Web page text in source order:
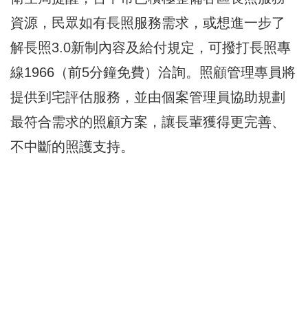
資源，民眾如有長照服務需求，或想進一步了
解長照3.0新制內容及給付規定，可撥打長照專
線1966（前5分鐘免費）洽詢。照顧管理專員將
提供到宅評估服務，並由個案管理員協助規劃
最符合需求的照顧方案，讓長輩獲得更完善、
不中斷的照護支持。